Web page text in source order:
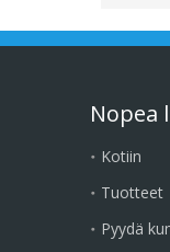
Nopea
Kotiin
Tuotteet
Pyydä